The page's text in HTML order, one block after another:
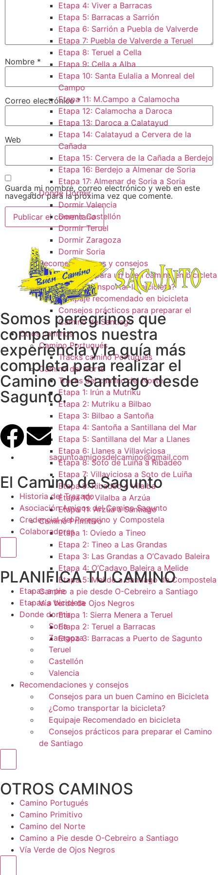
Etapa 4: Viver a Barracas
Etapa 5: Barracas a Sarrión
Etapa 6: Sarrión a Puebla de Valverde
Etapa 7: Puebla de Valverde a Teruel
Etapa 8: Teruel a Cella
Etapa 9: Cella a Alba
Etapa 10: Santa Eulalia a Monreal del
Campo​
Etapa 11: M.Campo a Calamocha​
Etapa 12: Calamocha a Daroca ​
Etapa 13: Daroca a Calatayud
Etapa 14: Calatayud a Cervera de la
Cañada​
Etapa 15: Cervera de la Cañada a Berdejo
Etapa 16: Berdejo a Almenar de Soria
Etapa 17: Almenar de Soria a Soria ​
Donde Dormir
Dormir Valencia
Dormir Castellón
Dormir Teruel
Dormir Zaragoza
Dormir Soria
Recomendaciones y consejos
Consejos para un buen camino en bicicleta
¿Como transportar la bicicleta?
Equipaje recomendado en bicicleta
Consejos prácticos para preparar el
Camino de Santiago
Otros caminos
Camino Portugués
Tracks camino Portugués
Camino del Norte
Tracks del camino del Norte
Etapa 1: Irún a Mutriku
Etapa 2: Mutriku a Bilbao
Etapa 3: Bilbao a Santoña
Etapa 4: Santoña a Santillana del Mar
Etapa 5: Santillana del Mar a Llanes
Etapa 6: Llanes a Villaviciosa
Etapa 8: Soto de Luiña a Ribadeo
Etapa 7: Villaviciosa a Soto de Luiña
Etapa 9: Ribadeo a Vilalba
Etapa 10: Vilalba a Arzúa
Etapa 11: Arzúa a Santiago
Camino Primitivo
Etapa 1: Oviedo a Tineo
Etapa 2: Tineo a Las Grandas
Etapa 3: Las Grandas a O’Cavado Baleira
Etapa 4: O’Cadavo Baleira a Melide
Etapa 5: Melide a Santiago de Compostela
Camino a pie desde O-Cebreiro a Santiago
Vía Verde de Ojos Negros
Etapa 1: Sierra Menera a Teruel
Etapa 2: Teruel a Barracas
Etapa 3: Barracas a Puerto de Sagunto
Nombre *
Correo electrónico*
Web
Guarda mi nombre, correo electrónico y web en este
navegador para la próxima vez que comente.
Somos peregrinos que
compartimos nuestra
experiencia y la guía más
completa para realizar el
Camino de Santiago desde
Sagunto.
saguntoamigosdelcamino@gmail.com
El Camino de Sagunto
Historia del Trazado
Asociación Amigos del Camino Sagunto
Credencial del Peregrino y Compostela
Colaboradores
Menú conmutador hamburguesa
PLANIFICA TU CAMINO
Etapas a pie
Etapas a bicicleta
Donde dormir
Soria
Zaragoza
Teruel
Castellón
Valencia
Recomendaciones y consejos
Consejos para un buen Camino en Bicicleta
¿Como transportar la bicicleta?
Equipaje Recomendado en bicicleta
Consejos prácticos para preparar el Camino
de Santiago
OTROS CAMINOS
Camino Portugués
Camino Primitivo
Camino del Norte
Camino a Pie desde O-Cebreiro a Santiago
Vía Verde de Ojos Negros